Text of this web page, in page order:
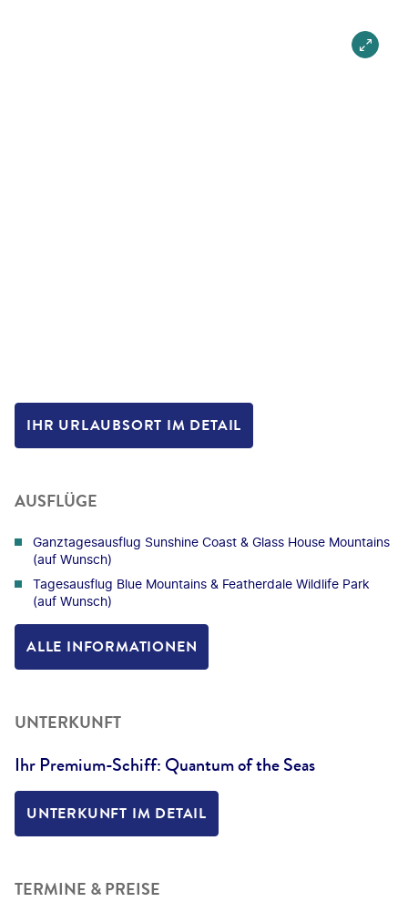
IHR URLAUBSORT IM DETAIL
AUSFLÜGE
Ganztagesausflug Sunshine Coast & Glass House Mountains
(auf Wunsch)
Tagesausflug Blue Mountains & Featherdale Wildlife Park
(auf Wunsch)
ALLE INFORMATIONEN
UNTERKUNFT
Ihr Premium-Schiff: Quantum of the Seas
UNTERKUNFT IM DETAIL
TERMINE & PREISE